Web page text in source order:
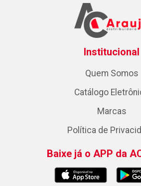
Institucional
Quem Somos
Catálogo
Marcas
Política de
Baixe já o APP da